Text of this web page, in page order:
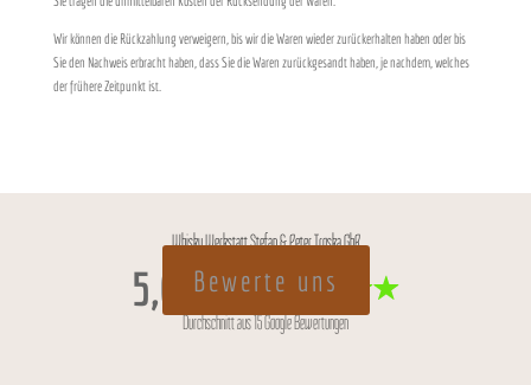
Wir können die Rückzahlung verweigern, bis wir die Waren wieder zurückerhalten haben oder bis
Sie den Nachweis erbracht haben, dass Sie die Waren zurückgesandt haben, je nachdem, welches
der frühere Zeitpunkt ist.
Whisky Werkstatt Stefan & Peter Troska GbR
5,0 Von 5 Sternen
Durchschnitt aus 15 Google Bewertungen
Bewerte uns